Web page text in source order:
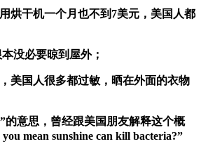
烘干机一个月也不到7美元，美国人都
没必要晾到屋外；
美国人很多都过敏，晒在外面的衣物
的意思，曾经跟美国朋友解释这个概
mean sunshine can kill bacteria?”